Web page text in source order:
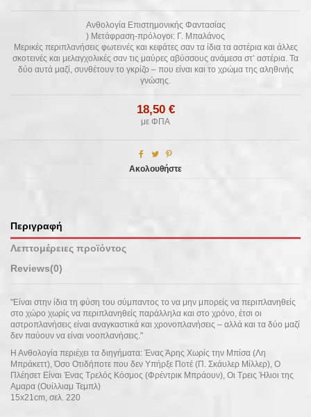
Ανθολογία Επιστημονικής Φαντασίας
) Μετάφραση-πρόλογοι: Γ. Μπαλάνος
Μερικές περιπλανήσεις φωτεινές και κεφάτες σαν τα ίδια τα αστέρια και άλλες
σκοτεινές και μελαγχολικές σαν τις μαύρες αβύσσους ανάμεσα στ’ αστέρια. Τα
δύο αυτά μαζί, συνθέτουν το γκρίζο – που είναι και το χρώμα της αληθινής
γνώσης.
18,50 €
με ΦΠΑ
Ακολουθήστε
Περιγραφή
Λεπτομέρειες προϊόντος
Reviews(0)
"Είναι στην ίδια τη φύση του σύμπαντος το να μην μπορείς να περιπλανηθείς
στο χώρο χωρίς να περιπλανηθείς παράλληλα και στο χρόνο, έτσι οι
αστροπλανήσεις είναι αναγκαστικά και χρονοπλανήσεις – αλλά και τα δύο μαζί
δεν παύουν να είναι νοοπλανήσεις."
Η Ανθολογία περιέχει τα διηγήματα: Ένας Άρης Χωρίς την Μπίσα (Λη
Μπράκεττ), Όσο Οτιδήποτε που δεν Υπήρξε Ποτέ (Π. Σκάυλερ Μίλλερ), Ο
Πλέησετ Είναι Ένας Τρελός Κόσμος (Φρέντρικ Μπράουν), Οι Τρεις Ήλιοι της
Αμαρα (Ουίλλιαμ Τεμπλ)
15x21cm, σελ. 220